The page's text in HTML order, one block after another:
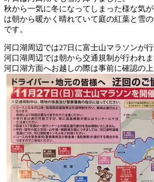
秋から一気に冬になってしまった様な気
は朝から暖かく晴れていて庭の紅葉と雪
です。
河口湖周辺では27日に富士山マラソンが行
河口湖周辺では朝から交通規制が行われま
河口湖方面へお越しの際は事前に確認の上